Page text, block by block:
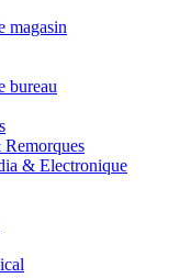
magasin
bureau
& Electronique